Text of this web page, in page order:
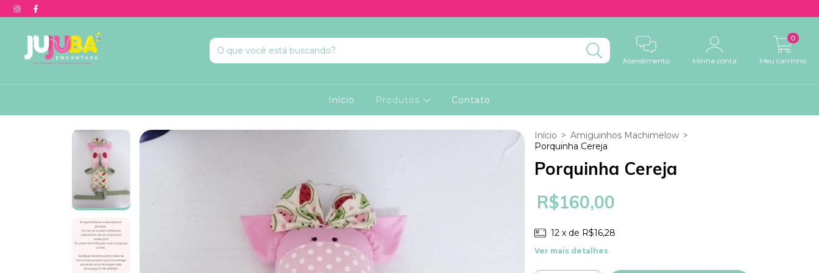
Atendimento Minha conta Meu carrinho
0
Início Produtos Contato
Início > Amiguinhos Machimelow >
Porquinha Cereja
Porquinha Cereja
R$160,00
12 x de R$16,28
Ver mais detalhes